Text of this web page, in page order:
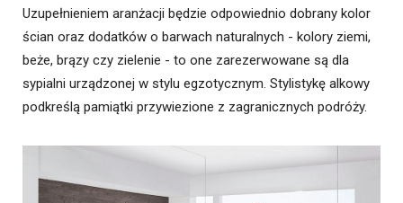
Uzupełnieniem aranżacji będzie odpowiednio dobrany kolor
ścian oraz dodatków o barwach naturalnych - kolory ziemi,
beże, brązy czy zielenie - to one zarezerwowane są dla
sypialni urządzonej w stylu egzotycznym. Stylistykę alkowy
podkreślą pamiątki przywiezione z zagranicznych podróży.